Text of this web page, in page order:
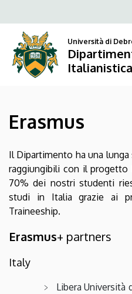
Dipartimento
al
contenuto
principale
Università di
Italianistica
Erasmus
Il Dipartimento ha una
raggiungibili con il progetto
70% dei nostri studenti
studi in Italia grazie ai
Traineeship.
Erasmus+ partners
Italy
Libera Università